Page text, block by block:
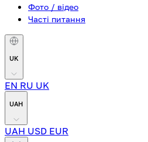
Фото / відео
Часті питання
UK
EN RU UK
UAH
UAH USD EUR